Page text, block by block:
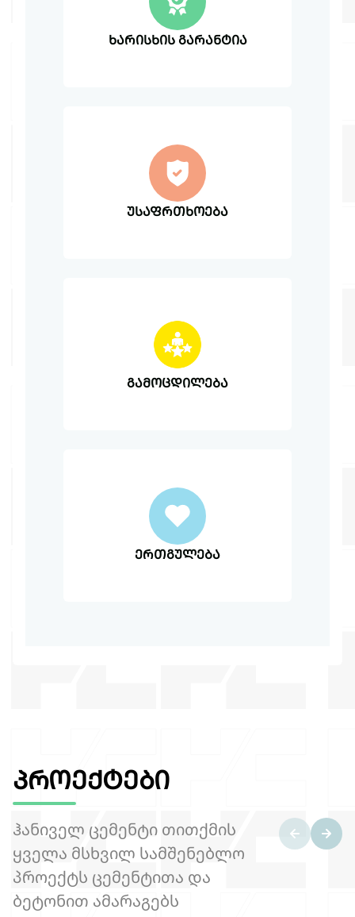
ხარისხის გარანტია
უსაფრთხოება
გამოცდილება
ერთგულება
პროექტები
ჰანიველ ცემენტი თითქმის
ყველა მსხვილ სამშენებლო
პროექტს ცემენტითა და
ბეტონით ამარაგებს